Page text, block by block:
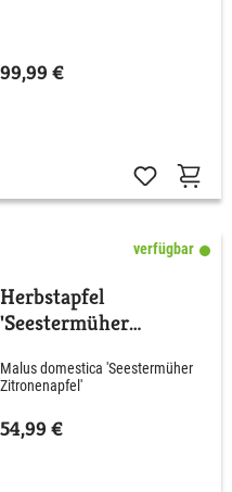
99,99 €
verfügbar
Herbstapfel
'Seestermüher
Malus domestica 'Seestermüher
Zitronenapfel'
54,99 €